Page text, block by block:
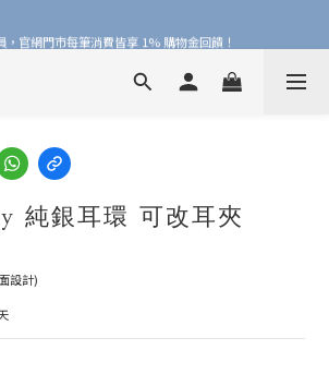
皆可累積 & 折抵購物金，再送 $50 入會禮
純銀耳環 可改耳夾
設計)